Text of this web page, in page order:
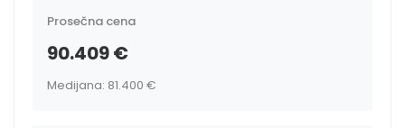
Prosečna cena
90.409 €
Medijana: 81.400 €